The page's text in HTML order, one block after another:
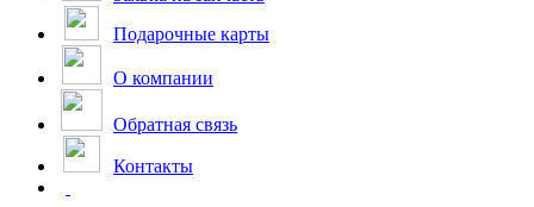
Подарочные карты
О компании
Обратная связь
Контакты